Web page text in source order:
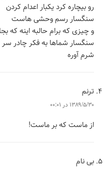
رو بیچاره کرد یکبار اعدام کردن
سنگسار رسم وحشی هاست
و چیزی که برام حالبه اینه که
سنگسار شماها به فکر چادر سر
شرم آوره
ترنم
۱۳۸۹/۵/۳۰ در ۰۰:۰۱
از ماست که بر ماست!
بی نام